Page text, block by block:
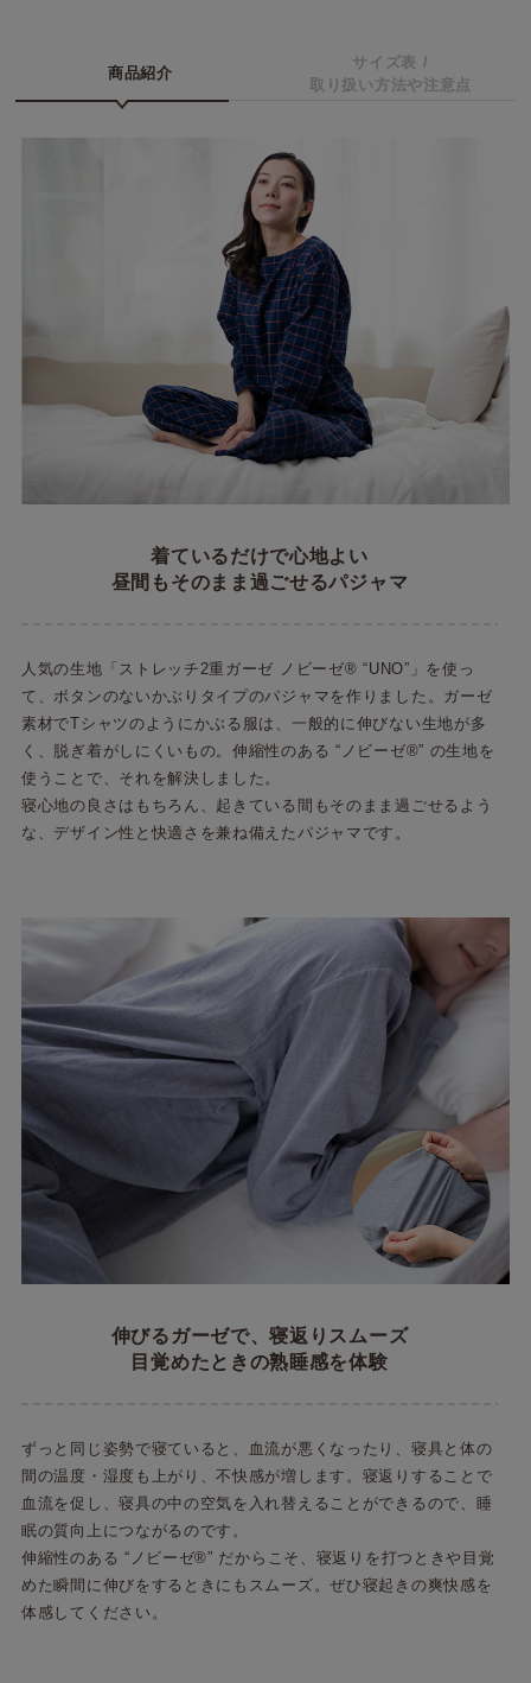
商品紹介
サイズ表 /
取り扱い方法や注意点
着ているだけで心地よい
昼間もそのまま過ごせるパジャマ
人気の生地「ストレッチ2重ガーゼ ノビーゼ® “UNO”」を使っ
て、ボタンのないかぶりタイプのパジャマを作りました。ガーゼ
素材でTシャツのようにかぶる服は、一般的に伸びない生地が多
く、脱ぎ着がしにくいもの。伸縮性のある “ノビーゼ®” の生地を
使うことで、それを解決しました。
寝心地の良さはもちろん、起きている間もそのまま過ごせるよう
な、デザイン性と快適さを兼ね備えたパジャマです。
伸びるガーゼで、寝返りスムーズ
目覚めたときの熟睡感を体験
ずっと同じ姿勢で寝ていると、血流が悪くなったり、寝具と体の
間の温度・湿度も上がり、不快感が増します。寝返りすることで
血流を促し、寝具の中の空気を入れ替えることができるので、睡
眠の質向上につながるのです。
伸縮性のある “ノビーゼ®” だからこそ、寝返りを打つときや目覚
めた瞬間に伸びをするときにもスムーズ。ぜひ寝起きの爽快感を
体感してください。